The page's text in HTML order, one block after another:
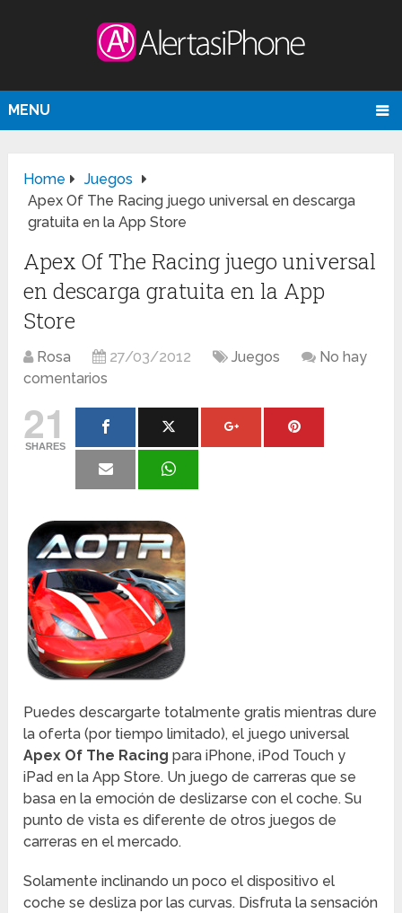
MENU
Home
Juegos
Apex Of The Racing juego universal en descarga
gratuita en la App Store
Apex Of The Racing juego universal
en descarga gratuita en la App
Store
Rosa 27/03/2012 Juegos
No hay
comentarios
21
SHARES
Puedes descargarte totalmente gratis mientras dure
la oferta (por tiempo limitado), el juego universal
Apex Of The Racing para iPhone, iPod Touch y
iPad en la App Store. Un juego de carreras que se
basa en la emoción de deslizarse con el coche. Su
punto de vista es diferente de otros juegos de
carreras en el mercado.
Solamente inclinando un poco el dispositivo el
coche se desliza por las curvas. Disfruta la sensación